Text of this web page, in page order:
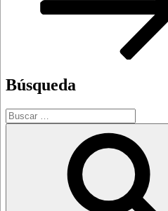
Búsqueda
Buscar
por: